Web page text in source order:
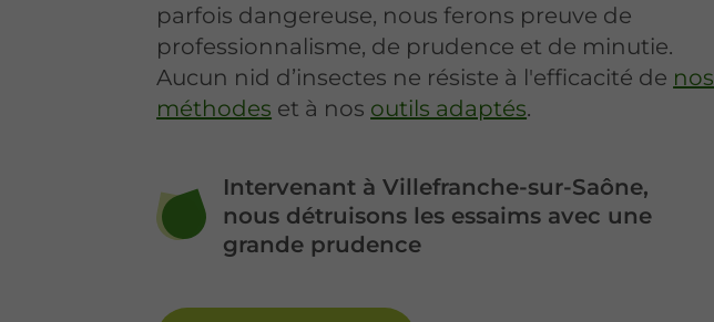
parfois dangereuse, nous ferons preuve de
professionnalisme, de prudence et de minutie.
Aucun nid d’insectes ne résiste à l'efficacité de nos
méthodes et à nos outils adaptés.
Intervenant à Villefranche-sur-Saône,
nous détruisons les essaims avec une
grande prudence